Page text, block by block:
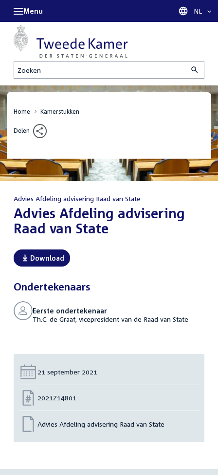
Zoeken
Menu Taal
NL
Home Kamerstukken
Delen
Advies Afdeling advisering Raad van State
Advies Afdeling advisering
Raad van State
Download
Ondertekenaars
Eerste ondertekenaar
Th.C. de Graaf, vicepresident van de Raad van State
Datum:
21 september 2021
Nummer:
2021Z14801
Advies Afdeling advisering Raad van State